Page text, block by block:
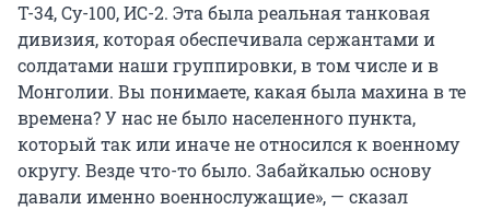
Т-34, Су-100, ИС-2. Эта была реальная танковая
дивизия, которая обеспечивала сержантами и
солдатами наши группировки, в том числе и в
Монголии. Вы понимаете, какая была махина в те
времена? У нас не было населенного пункта,
который так или иначе не относился к военному
округу. Везде что-то было. Забайкалью основу
давали именно военнослужащие», — сказал